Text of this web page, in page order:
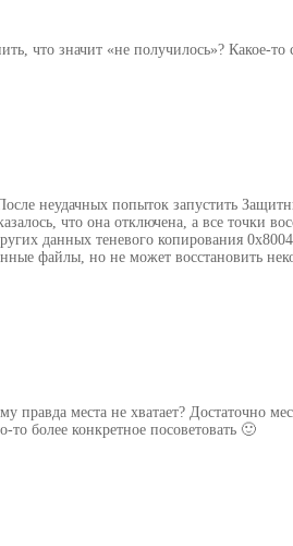
что значит «не получилось»?
неудачных попыток запустить
что она отключена, а все точки
данных теневого копирования
файлы, но не может восстановить
места не хватает? Достаточно
более конкретное посоветовать 🙂